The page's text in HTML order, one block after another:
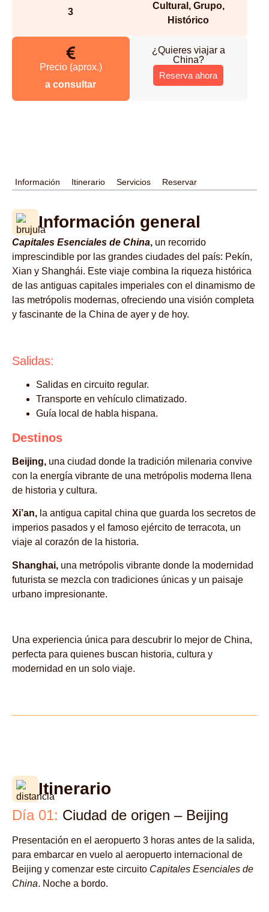
3
Cultural , Grupo,
Histórico
Precio (aprox.)
a consultar
¿Quieres viajar a
China?
Reserva ahora
Información Itinerario Servicios Reservar
Información general
Capitales Esenciales de China, un recorrido
imprescindible por las grandes ciudades del país: Pekín,
Xian y Shanghái. Este viaje combina la riqueza histórica
de las antiguas capitales imperiales con el dinamismo de
las metrópolis modernas, ofreciendo una visión completa
y fascinante de la China de ayer y de hoy.
Salidas:
Salidas en circuito regular.
Transporte en vehículo climatizado.
Guía local de habla hispana.
Destinos
Beijing, una ciudad donde la tradición milenaria convive
con la energía vibrante de una metrópolis moderna llena
de historia y cultura.
Xi’an, la antigua capital china que guarda los secretos de
imperios pasados y el famoso ejército de terracota, un
viaje al corazón de la historia.
Shanghai, una metrópolis vibrante donde la modernidad
futurista se mezcla con tradiciones únicas y un paisaje
urbano impresionante.
Una experiencia única para descubrir lo mejor de China,
perfecta para quienes buscan historia, cultura y
modernidad en un solo viaje.
Itinerario
Día 01: Ciudad de origen – Beijing
Presentación en el aeropuerto 3 horas antes de la salida,
para embarcar en vuelo al aeropuerto internacional de
Beijing y comenzar este circuito Capitales Esenciales de
China. Noche a bordo.